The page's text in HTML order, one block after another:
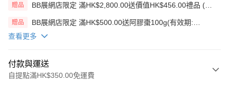
贈品
BB展網店限定 滿HK$2,800.00送價值HK$456.00禮品 (贈
贈品
BB展網店限定 滿HK$500.00送阿膠棗100g(有效期:
12/12/26)(贈品)(送完即止）
查看更多
付款與運送
自提點滿HK$350.00免運費